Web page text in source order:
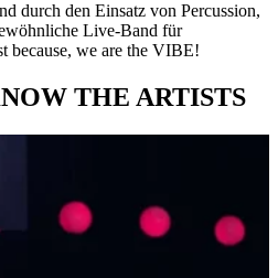
durch den Einsatz von Percussion,
Live-Band für
because, we are the VIBE!
THE ARTISTS